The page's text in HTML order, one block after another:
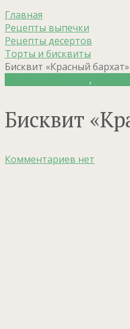
Главная
Рецепты выпечки
Рецепты десертов
Торты и бисквиты
Бисквит «Красный бархат»
,
Бисквит
Комментариев нет